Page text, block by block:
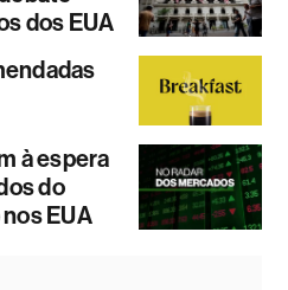
dos EUA
à espera
do
EUA